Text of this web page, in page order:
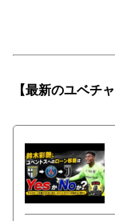
【最新のユベチャ